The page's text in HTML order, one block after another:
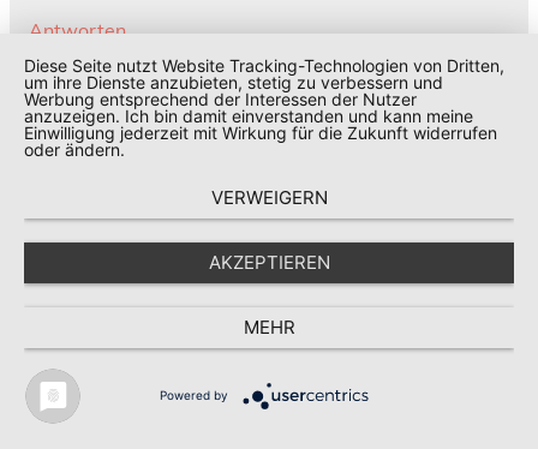
Antworten
Jan
29. August 2023 am 19:09
Julia, was glaubst du denn wann Mia und Celine
antworten können?
Julia Privat
Das kann ich so nicht sagen. Bekommen erst
Diese Seite nutzt Website Tracking-Technologien von Dritten,
um ihre Dienste anzubieten, stetig zu verbessern und
Werbung entsprechend der Interessen der Nutzer
anzuzeigen. Ich bin damit einverstanden und kann meine
Einwilligung jederzeit mit Wirkung für die Zukunft widerrufen
oder ändern.
VERWEIGERN
AKZEPTIEREN
MEHR
Powered by